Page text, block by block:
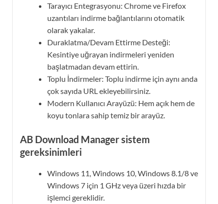
Tarayıcı Entegrasyonu: Chrome ve Firefox
uzantıları indirme bağlantılarını otomatik
olarak yakalar.
Duraklatma/Devam Ettirme Desteği:
Kesintiye uğrayan indirmeleri yeniden
başlatmadan devam ettirin.
Toplu İndirmeler: Toplu indirme için aynı anda
çok sayıda URL ekleyebilirsiniz.
Modern Kullanıcı Arayüzü: Hem açık hem de
koyu tonlara sahip temiz bir arayüz.
AB Download Manager sistem
gereksinimleri
Windows 11, Windows 10, Windows 8.1/8 ve
Windows 7 için 1 GHz veya üzeri hızda bir
işlemci gereklidir.